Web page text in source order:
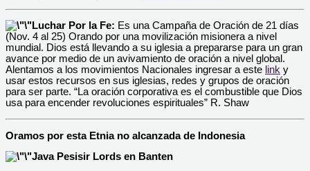
Luchar Por la Fe: Es una Campaña de Oración de 21 días
(Nov. 4 al 25) Orando por una movilización misionera a nivel
mundial. Dios está llevando a su iglesia a prepararse para un gran
avance por medio de un avivamiento de oración a nivel global.
Alentamos a los movimientos Nacionales ingresar a este link y
usar estos recursos en sus iglesias, redes y grupos de oración
para ser parte. “La oración corporativa es el combustible que Dios
usa para encender revoluciones espirituales” R. Shaw
Oramos por esta Etnia no alcanzada de Indonesia
Java Pesisir Lords en Banten